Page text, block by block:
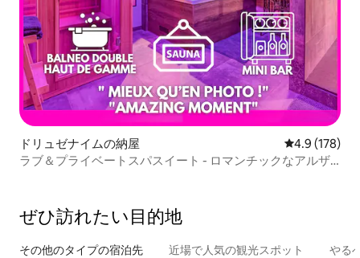
ドリュゼナイムの納屋 レビュー178
4.9 (178)
ラブ＆プライベートスパスイート - ロマンチックなアルザ
ぜひ訪⁠れ⁠た⁠い目⁠的⁠地
その他のタ⁠イ⁠プ⁠の宿⁠泊⁠先 近場で人気の観光スポット やる